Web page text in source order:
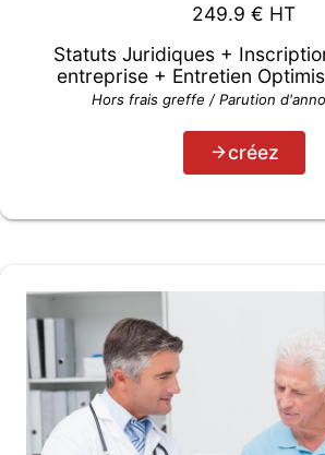
249.9 € HT
Statuts Juridiques +
entreprise + Entretien
Hors frais greffe / Parution
créez